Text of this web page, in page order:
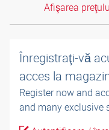
Afişarea
Înregistraţi-vă
acces la
Register now and
and many exclusive